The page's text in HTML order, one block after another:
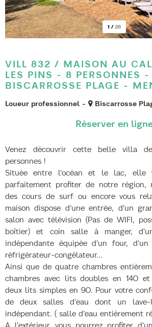
1 / 26
VILL 832 / MAISON AU
LES PINS - 8 PERSONNES -
BISCARROSSE PLAGE -
Loueur professionnel Biscarrosse
Venez découvrir cette belle villa
personnes !
Située entre l'océan et le lac, elle
parfaitement profiter de notre région,
des cours de surf ou encore vous
maison dispose d'une entrée, d'un
salon avec télévision (Pas de WIFI,
boîtier) et coin salle à manger,
indépendante équipée d'un four, d'un
réfrigérateur-congélateur...
Ainsi que de quatre chambres
chambres avec lits doubles en 140
deux lits simples en 90. Pour votre
de deux salles d'eau dont un
indépendant. ( salle d'eau entièrement